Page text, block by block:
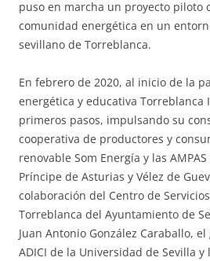
puso en marcha un proyecto piloto
comunidad energética en un
sevillano de Torreblanca.
En febrero de 2020, al inicio de la
energética y educativa Torreblanca
primeros pasos, impulsando su
cooperativa de productores y
renovable Som Energía y las
Príncipe de Asturias y Vélez de
colaboración del Centro de
Torreblanca del Ayuntamiento de
Juan Antonio González Caraballo,
ADICI de la Universidad de Sevilla